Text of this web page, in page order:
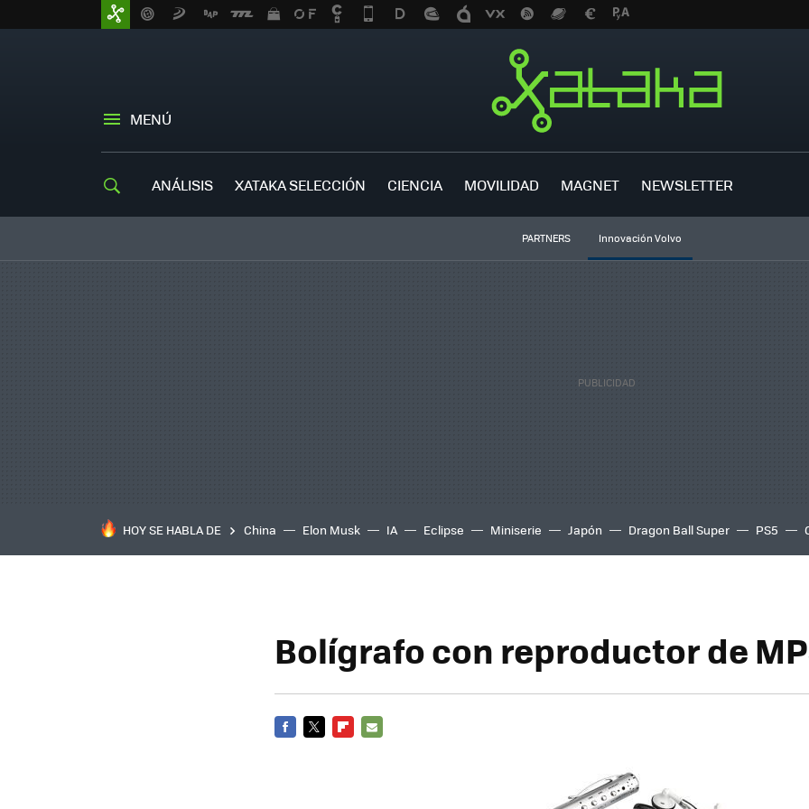
MENÚ
ANÁLISIS XATAKA SELECCIÓN CIENCIA MOVILIDAD MAGNET NEWSLETTER
PARTNERS Innovación Volvo
HOY SE HABLA DE China Elon Musk IA Eclipse Miniserie Japón Dragon Ball Super PS5
Bolígrafo con reproductor de